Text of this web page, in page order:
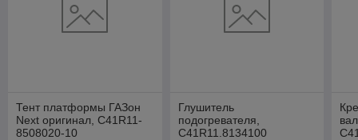
Тент платформы ГАЗон
Next оригинал, С41R11-
8508020-10
Глушитель
подогревателя,
С41R11.8134100